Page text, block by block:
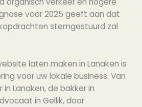
voor 2025 geeft aan dat
stemgestuurd zal
laten maken in Lanaken is
voor uw lokale business. Van
Lanaken, de bakker in
in Gellik, door